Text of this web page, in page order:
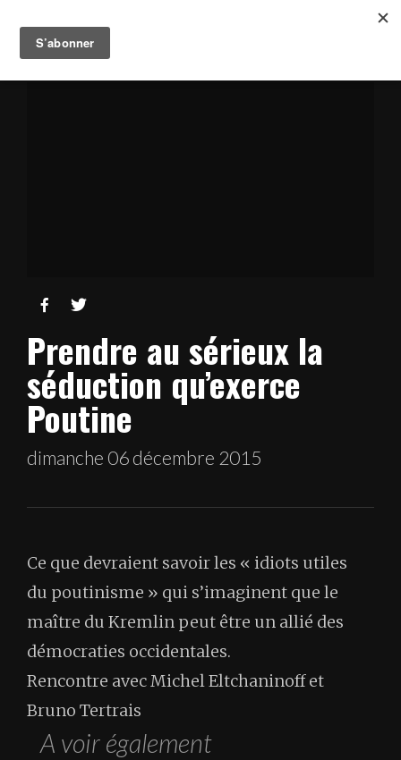
 
Prendre au sérieux la
séduction qu’exerce
Poutine
dimanche 06 décembre 2015
Ce que devraient savoir les « idiots utiles
du poutinisme » qui s’imaginent que le
maître du Kremlin peut être un allié des
démocraties occidentales.
Rencontre avec Michel Eltchaninoff et
Bruno Tertrais
A voir également